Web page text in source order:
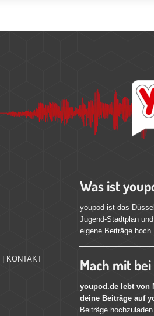
KONTAKT
Was ist
youpod ist das
Jugend-Stadtplan
eigene Beiträge hoch.
Mach mit
youpod.de lebt von
deine Beiträge auf
Beiträge